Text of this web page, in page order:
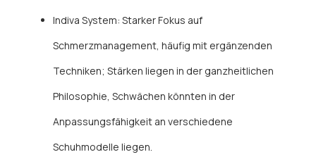
Indiva System: Starker Fokus auf
Schmerzmanagement, häufig mit ergänzenden
Techniken; Stärken liegen in der ganzheitlichen
Philosophie, Schwächen könnten in der
Anpassungsfähigkeit an verschiedene
Schuhmodelle liegen.